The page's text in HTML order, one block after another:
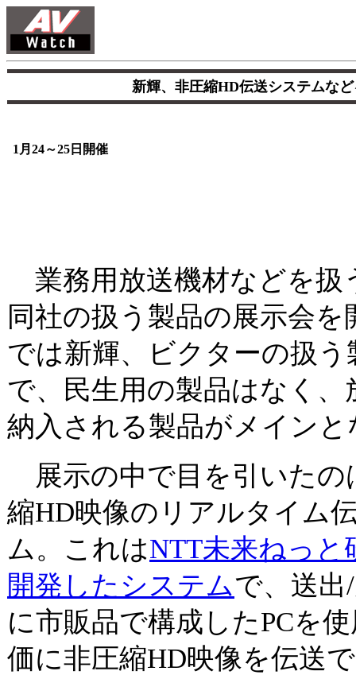
新輝、非圧縮HD伝送システムな
1月24～25日開催
業務用放送機材などを扱
同社の扱う製品の展示会
では新輝、ビクターの扱
で、民生用の製品はなく
納入される製品がメイン
展示の中で目を引いたの
縮HD映像のリアルタイム
ム。これはNTT未来ねっと
開発したシステムで、送出
に市販品で構成したPCを
価に非圧縮HD映像を伝送